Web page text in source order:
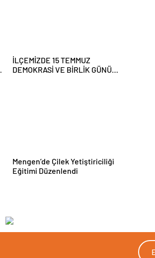
İLÇEMİZDE 15 TEMMUZ
DEMOKRASİ VE BİRLİK GÜNÜ
Mengen’de Çilek Yetiştiriciliği
Eğitimi Düzenlendi